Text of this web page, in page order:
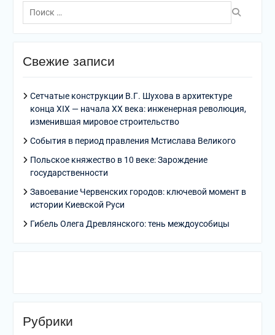
по:
Свежие записи
Сетчатые конструкции В.Г. Шухова в архитектуре
конца XIX — начала XX века: инженерная революция,
изменившая мировое строительство
События в период правления Мстислава Великого
Польское княжество в 10 веке: Зарождение
государственности
Завоевание Червенских городов: ключевой момент в
истории Киевской Руси
Гибель Олега Древлянского: тень междоусобицы
Рубрики